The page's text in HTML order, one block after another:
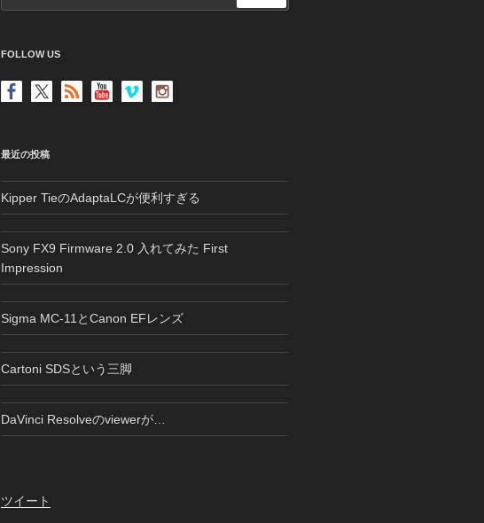
索
FOLLOW US
最近の投稿
Kipper TieのAdaptaLCが便利すぎる
Sony FX9 Firmware 2.0 入れてみた First
Impression
Sigma MC-11とCanon EFレンズ
Cartoni SDSという三脚
DaVinci Resolveのviewerが…
ツイート